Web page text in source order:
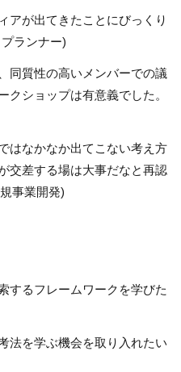
アが出てきたことにびっくり
ランナー)
同質性の高いメンバーでの議
クショップは有意義でした。
はなかなか出てこない考え方
交差する場は大事だなと再認
事業開発)
するフレームワークを学びた
法を学ぶ機会を取り入れたい